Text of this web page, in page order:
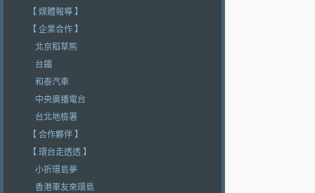
【 媒體報導 】
【 企業合作 】
北京稻草熊
台鐵
和泰汽車
中央廣播電台
台北地檢署
【 合作夥伴 】
【 環台走透透 】
小折環島夢
香港車友來環島